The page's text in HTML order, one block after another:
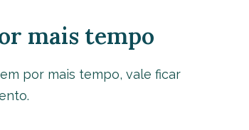
mais tempo
por mais tempo, vale ficar